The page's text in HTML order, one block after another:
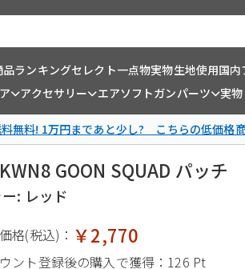
品ランキングセレクト一点物実物生地使用国内
アクセサリー エアソフトガンパーツ 実
料無料! 1万円まであと少し? こちらの低価格
GOON SQUAD パッチ
: レッド
格(税込)： ￥2,770
ント登録後の購入で獲得： 126 Pt